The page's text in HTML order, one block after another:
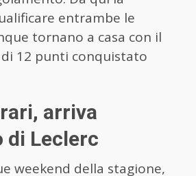
entrambe le
tornano a casa con il
12 punti conquistato
arriva
di Leclerc
weekend della stagione,